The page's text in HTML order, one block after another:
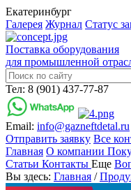
Екатеринбург
Галерея Журнал Статус
Поставка оборудования
для промышленной
Тел: 8 (901) 437-77-87
Email: info@gazneftdetal.ru
Отправить заявку Все
Главная О компании
Статьи Контакты Еще
Вы здесь: Главная /